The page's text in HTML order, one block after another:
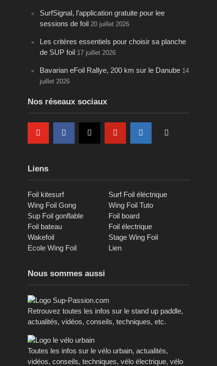
SurfSignal, l’application gratuite pour lee
sessions de foil 20 juillet 2026
Les critères essentiels pour choisir sa planche
de SUP foil 17 juillet 2026
Bavarian eFoil Rallye, 200 km sur le Danube 14
juillet 2026
Nos réseaux sociaux
Liens
Foil kitesurf
Surf Foil éléctrique
Wing Foil Gong
Wing Foil Tuto
Sup Foil gonflable
Foil board
Foil bateau
Foil électrique
Wakefoil
Stage Wing Foil
Ecole Wing Foil
Lien
Nous sommes aussi
Retrouvez toutes les infos sur le stand up paddle,
actualités, vidéos, conseils, techniques, etc.
Toutes les infos sur le vélo urbain, actualités,
vidéos, conseils, techniques, vélo électrique, vélo